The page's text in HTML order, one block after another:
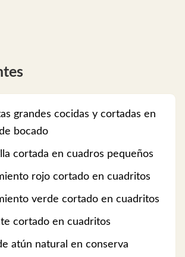
grandes cocidas y cortadas en
bocado
cortada en cuadros pequeños
rojo cortado en cuadritos
verde cortado en cuadritos
cortado en cuadritos
atún natural en conserva